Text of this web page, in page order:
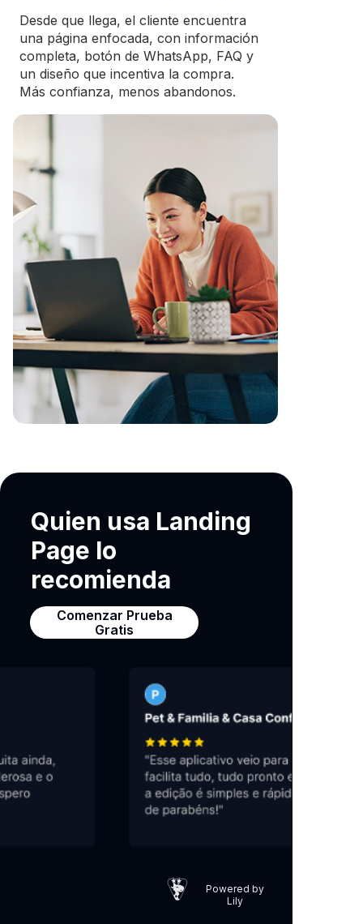
Desde que llega, el cliente encuentra
una página enfocada, con información
completa, botón de WhatsApp, FAQ y
un diseño que incentiva la compra.
Más confianza, menos abandonos.
Quien usa Landing
Page lo
recomienda
Comenzar Prueba
Gratis
Powered by
Lily